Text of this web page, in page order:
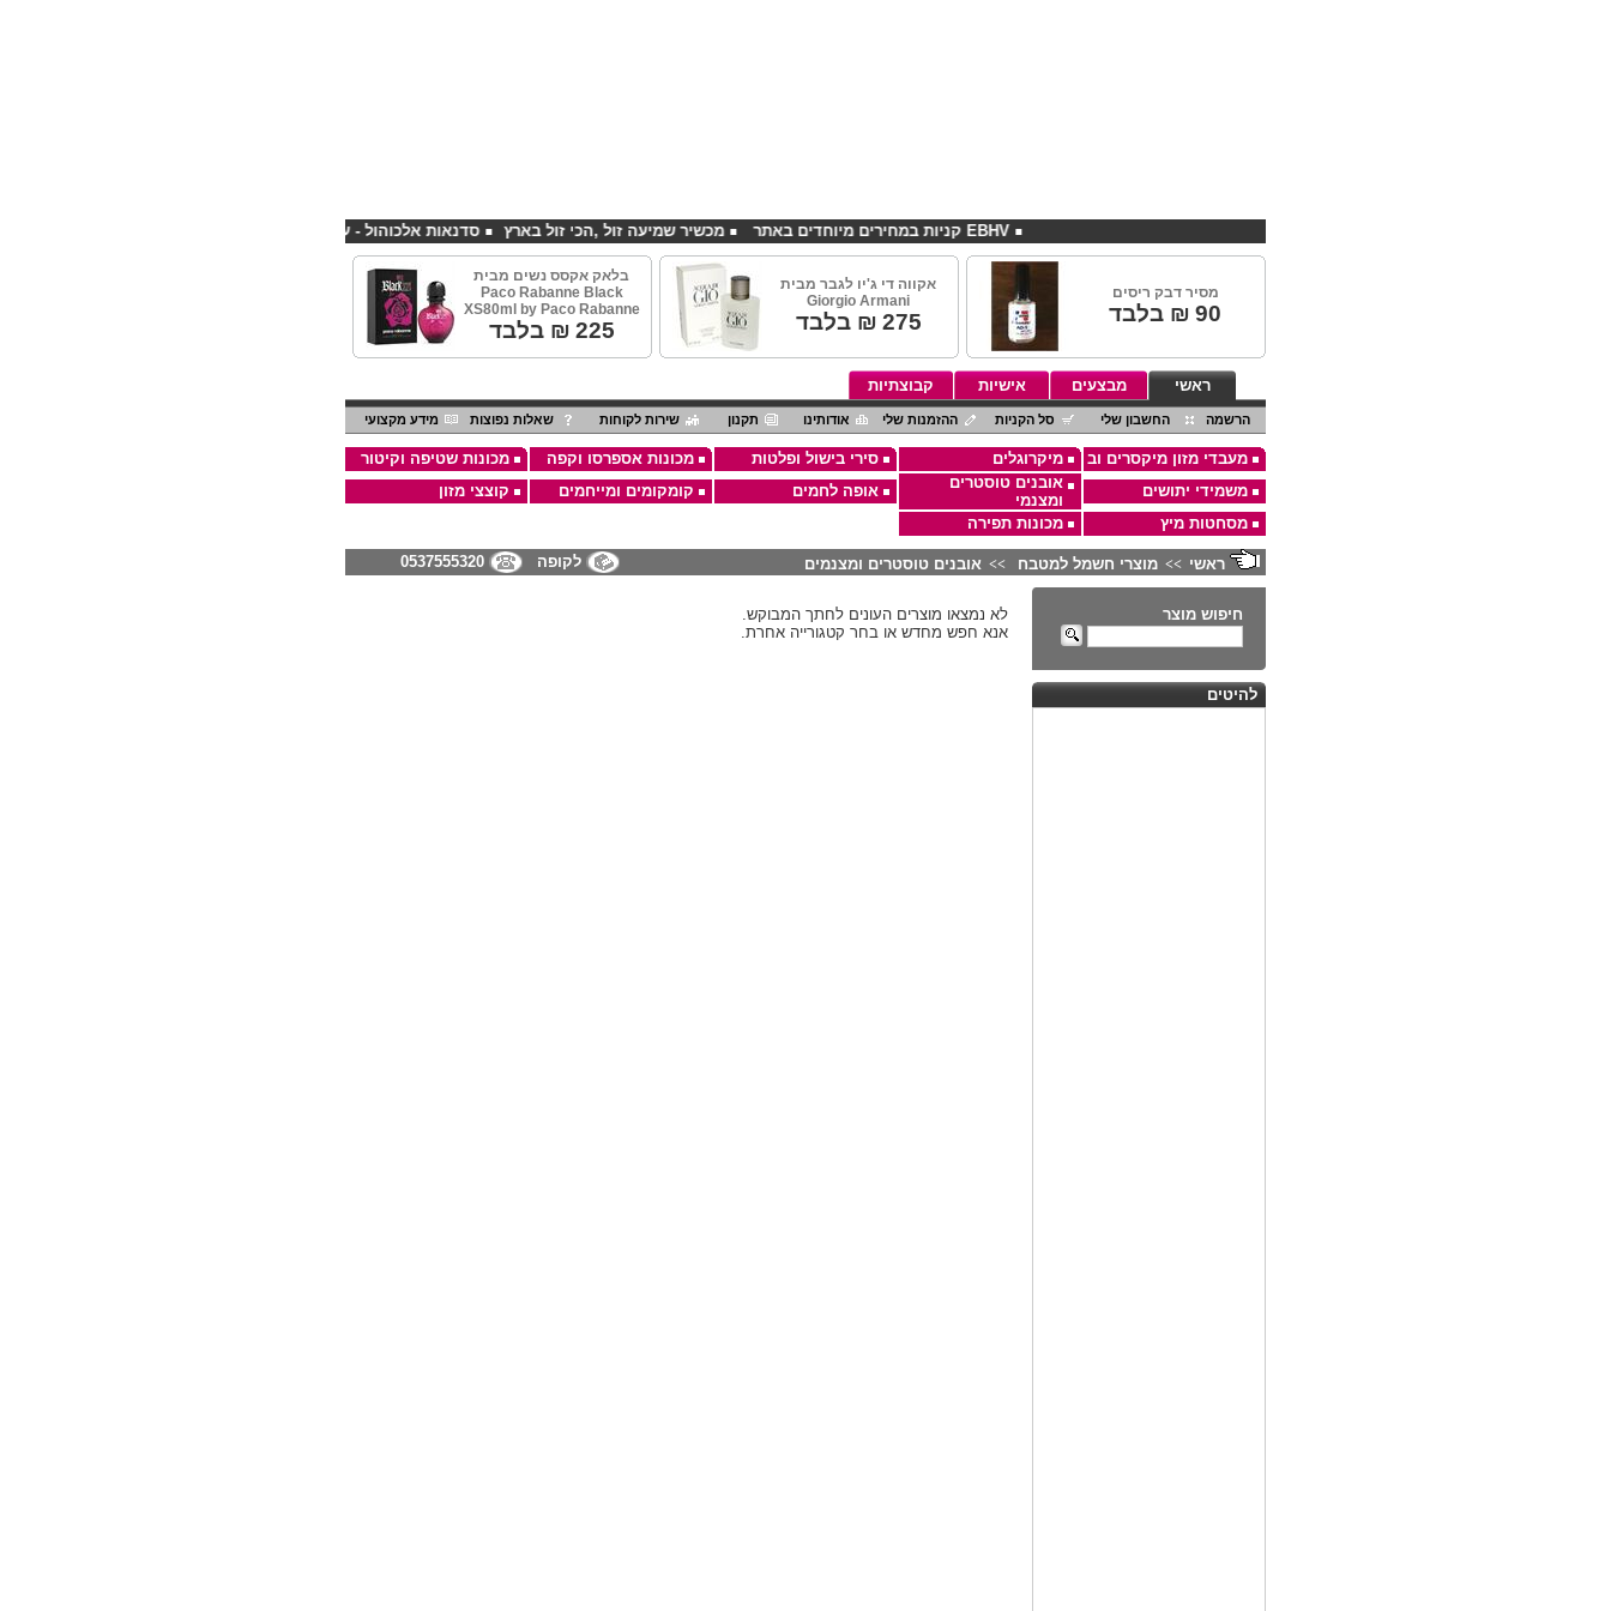
סדנאות אלכוהול - ערב גיבוש לחברות מכשיר שמיעה זול ,הכי זול בארץ EBHV קניות במחירים מיוחדים באתר
מסיר דבק ריסים
90 ₪ בלבד
אקווה די ג'יו לגבר מבית
Giorgio Armani
275 ₪ בלבד
בלאק אקסס נשים מבית
Paco Rabanne Black
XS80ml by Paco Rabanne
225 ₪ בלבד
ראשי מבצעים אישיות קבוצתיות
הרשמה החשבון שלי סל הקניות ההזמנות שלי אודותינו תקנון שירות לקוחות שאלות נפוצות מידע מקצועי
מעבדי מזון מיקסרים וב מיקרוגלים סירי בישול ופלטות מכונות אספרסו וקפה
מכונות שטיפה וקיטור
משמידי יתושים
אובנים טוסטרים
ומצנמי
אופה לחמים קומקומים ומייחמים
קוצצי מזון
מסחטות מיץ
מכונות תפירה
ראשי >> מוצרי חשמל למטבח >> אובנים טוסטרים ומצנמים לקופה 0537555320
חיפוש מוצר
להיטים
לא נמצאו מוצרים העונים לחתך המבוקש.
אנא חפש מחדש או בחר קטגורייה אחרת.